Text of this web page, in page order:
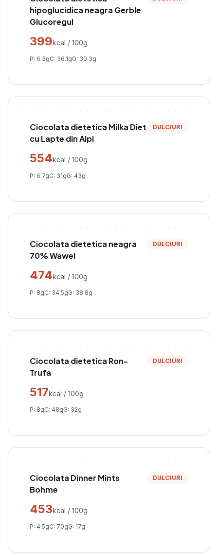
hipoglucidica neagra Gerble
Glucoregul
399kcal / 100g
P: 6.3gC: 36.1gG: 30.3g
Ciocolata dietetica Milka Diet
cu Lapte din Alpi
DULCIURI
554kcal / 100g
P: 6.7gC: 31gG: 43g
Ciocolata dietetica neagra
70% Wawel
DULCIURI
474kcal / 100g
P: 8gC: 34.5gG: 38.8g
Ciocolata dietetica Ron-
Trufa
DULCIURI
517kcal / 100g
P: 8gC: 48gG: 32g
Ciocolata Dinner Mints
Bohme
DULCIURI
453kcal / 100g
P: 4.5gC: 70gG: 17g